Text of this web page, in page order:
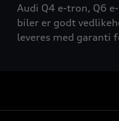
Audi Q4 e-tron, Q6
biler er godt
leveres med garanti